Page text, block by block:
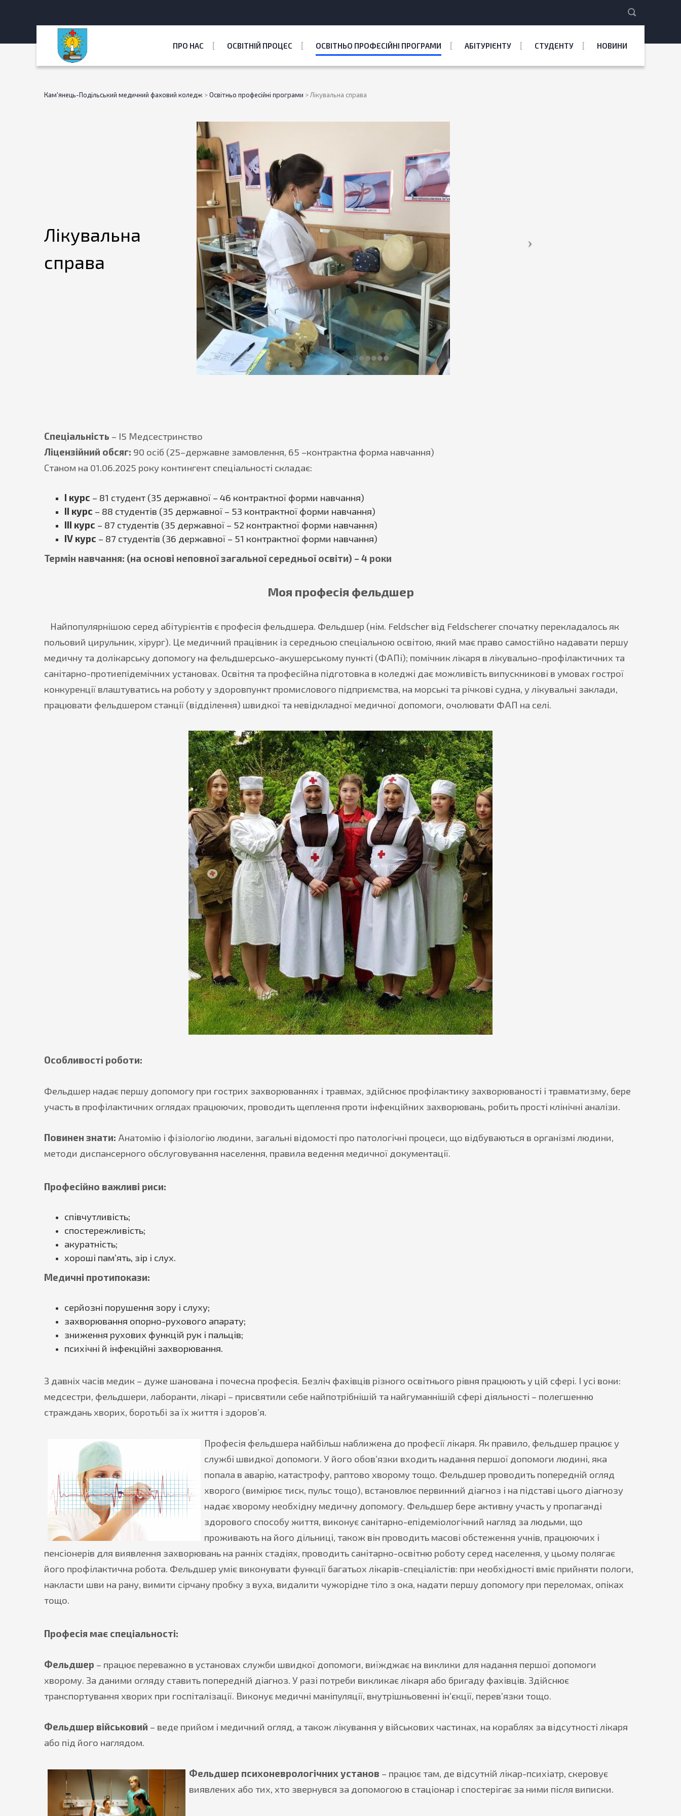
ПРО НАС ОСВІТНІЙ ПРОЦЕС ОСВІТНЬО ПРОФЕСІЙНІ ПРОГРАМИ АБІТУРІЄНТУ СТУДЕНТУ НОВИНИ
Кам'янець-Подільський медичний фаховий коледж >Освітньо професійні програми >Лікувальна справа
Лікувальна
справа
Спеціальність – І5 Медсестринство
Ліцензійний обсяг: 90 осіб (25–державне замовлення, 65 –контрактна форма навчання)
Станом на 01.06.2025 року контингент спеціальності складає:
І курс – 81 студент (35 державної – 46 контрактної форми навчання)
ІІ курс – 88 студентів (35 державної – 53 контрактної форми навчання)
ІІІ курс – 87 студентів (35 державної – 52 контрактної форми навчання)
ІV курс – 87 студентів (36 державної – 51 контрактної форми навчання)
Термін навчання: (на основі неповної загальної середньої освіти) – 4 роки
Моя професія фельдшер
Найпопулярнішою серед абітурієнтів є професія фельдшера. Фельдшер (нім. Feldscher від Feldscherer спочатку перекладалось як
польовий цирульник, хірург). Це медичний працівник із середньою спеціальною освітою, який має право самостійно надавати першу
медичну та долікарську допомогу на фельдшерсько-акушерському пункті (ФАПі); помічник лікаря в лікувально-профілактичних та
санітарно-протиепідемічних установах. Освітня та професійна підготовка в коледжі дає можливість випускникові в умовах гострої
конкуренції влаштуватись на роботу у здоровпункт промислового підприємства, на морські та річкові судна, у лікувальні заклади,
працювати фельдшером станції (відділення) швидкої та невідкладної медичної допомоги, очолювати ФАП на селі.
Особливості роботи:
Фельдшер надає першу допомогу при гострих захворюваннях і травмах, здійснює профілактику захворюваності і травматизму, бере
участь в профілактичних оглядах працюючих, проводить щеплення проти інфекційних захворювань, робить прості клінічні аналізи.
Повинен знати: Анатомію і фізіологію людини, загальні відомості про патологічні процеси, що відбуваються в організмі людини,
методи диспансерного обслуговування населення, правила ведення медичної документації.
Професійно важливі риси:
співчутливість;
спостережливість;
акуратність;
хороші пам’ять, зір і слух.
Медичні протипокази:
серйозні порушення зору і слуху;
захворювання опорно-рухового апарату;
зниження рухових функцій рук і пальців;
психічні й інфекційні захворювання.
З давніх часів медик – дуже шанована і почесна професія. Безліч фахівців різного освітнього рівня працюють у цій сфері. І усі вони:
медсестри, фельдшери, лаборанти, лікарі – присвятили себе найпотрібнішій та найгуманнішій сфері діяльності – полегшенню
страждань хворих, боротьбі за їх життя і здоров’я.
Професія фельдшера найбільш наближена до професії лікаря. Як правило, фельдшер працює у
службі швидкої допомоги. У його обов’язки входить надання першої допомоги людині, яка
попала в аварію, катастрофу, раптово хворому тощо. Фельдшер проводить попередній огляд
хворого (вимірює тиск, пульс тощо), встановлює первинний діагноз і на підставі цього діагнозу
надає хворому необхідну медичну допомогу. Фельдшер бере активну участь у пропаганді
здорового способу життя, виконує санітарно-епідеміологічний нагляд за людьми, що
проживають на його дільниці, також він проводить масові обстеження учнів, працюючих і
пенсіонерів для виявлення захворювань на ранніх стадіях, проводить санітарно-освітню роботу серед населення, у цьому полягає
його профілактична робота. Фельдшер уміє виконувати функції багатьох лікарів-спеціалістів: при необхідності вміє прийняти пологи,
накласти шви на рану, вимити сірчану пробку з вуха, видалити чужорідне тіло з ока, надати першу допомогу при переломах, опіках
тощо.
Професія має спеціальності:
Фельдшер – працює переважно в установах служби швидкої допомоги, виїжджає на виклики для надання першої допомоги
хворому. За даними огляду ставить попередній діагноз. У разі потреби викликає лікаря або бригаду фахівців. Здійснює
транспортування хворих при госпіталізації. Виконує медичні маніпуляції, внутрішньовенні ін’єкції, перев’язки тощо.
Фельдшер військовий – веде прийом і медичний огляд, а також лікування у військових частинах, на кораблях за відсутності лікаря
або під його наглядом.
Фельдшер психоневрологічних установ – працює там, де відсутній лікар-психіатр, скеровує
виявлених або тих, хто звернувся за допомогою в стаціонар і спостерігає за ними після виписки.